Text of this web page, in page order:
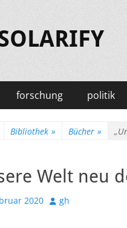
forschung politik
Bibliothek » Bücher »
Welt neu
2020 Autor
gh